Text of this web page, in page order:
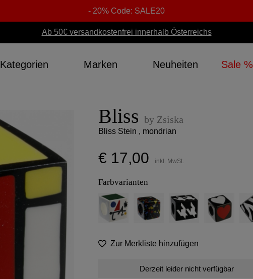
- 20% Code: SALE20
Ab 50€ versandkostenfrei innerhalb Österreichs
Kategorien Marken Neuheiten Sale %
Bliss by Zsiska
Bliss Stein , mondrian
€ 17,00 inkl. MwSt.
Farbvarianten
Zur Merkliste hinzufügen
Derzeit leider nicht verfügbar